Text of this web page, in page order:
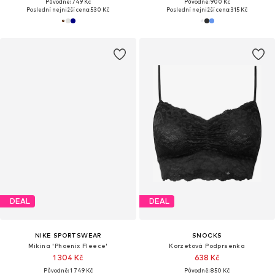
Poslední nejnižší cena:530 Kč
Poslední nejnižší cena:315 Kč
DEAL
NIKE SPORTSWEAR
Mikina 'Phoenix Fleece'
1 304 Kč
Původně: 1 749 Kč
DEAL
SNOCKS
Korzetová Podprsenka
638 Kč
Původně: 850 Kč